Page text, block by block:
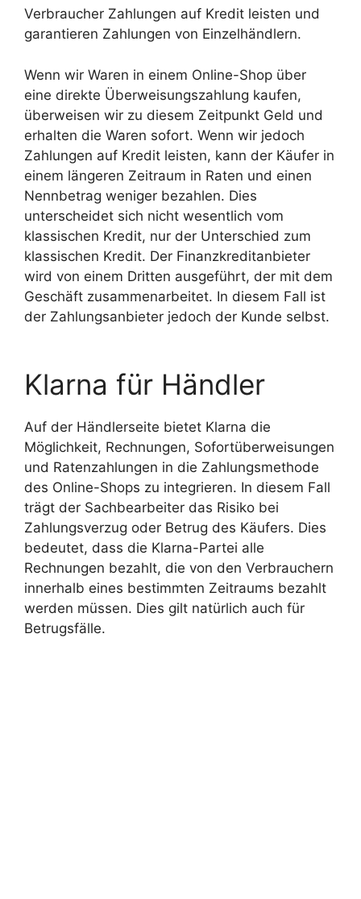
Verbraucher Zahlungen auf Kredit leisten und
garantieren Zahlungen von Einzelhändlern.
Wenn wir Waren in einem Online-Shop über
eine direkte Überweisungszahlung kaufen,
überweisen wir zu diesem Zeitpunkt Geld und
erhalten die Waren sofort. Wenn wir jedoch
Zahlungen auf Kredit leisten, kann der Käufer in
einem längeren Zeitraum in Raten und einen
Nennbetrag weniger bezahlen. Dies
unterscheidet sich nicht wesentlich vom
klassischen Kredit, nur der Unterschied zum
klassischen Kredit. Der Finanzkreditanbieter
wird von einem Dritten ausgeführt, der mit dem
Geschäft zusammenarbeitet. In diesem Fall ist
der Zahlungsanbieter jedoch der Kunde selbst.
Klarna für Händler
Auf der Händlerseite bietet Klarna die
Möglichkeit, Rechnungen, Sofortüberweisungen
und Ratenzahlungen in die Zahlungsmethode
des Online-Shops zu integrieren. In diesem Fall
trägt der Sachbearbeiter das Risiko bei
Zahlungsverzug oder Betrug des Käufers. Dies
bedeutet, dass die Klarna-Partei alle
Rechnungen bezahlt, die von den Verbrauchern
innerhalb eines bestimmten Zeitraums bezahlt
werden müssen. Dies gilt natürlich auch für
Betrugsfälle.